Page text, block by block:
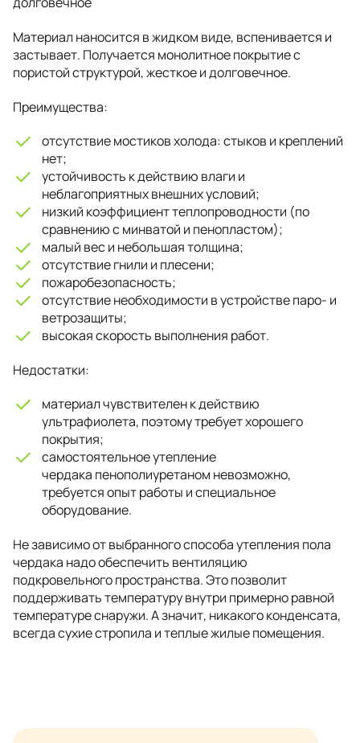
Материал наносится в жидком виде, вспенивается и
застывает. Получается монолитное покрытие с
пористой структурой, жесткое и долговечное.
Преимущества:
отсутствие мостиков холода: стыков и креплений
нет;
устойчивость к действию влаги и
неблагоприятных внешних условий;
низкий коэффициент теплопроводности (по
сравнению с минватой и пенопластом);
малый вес и небольшая толщина;
отсутствие гнили и плесени;
пожаробезопасность;
отсутствие необходимости в устройстве паро- и
ветрозащиты;
высокая скорость выполнения работ.
Недостатки:
материал чувствителен к действию
ультрафиолета, поэтому требует хорошего
покрытия;
самостоятельное утепление
чердака пенополиуретаном невозможно,
требуется опыт работы и специальное
оборудование.
Не зависимо от выбранного способа утепления пола
чердака надо обеспечить вентиляцию
подкровельного пространства. Это позволит
поддерживать температуру внутри примерно равной
температуре снаружи. А значит, никакого конденсата,
всегда сухие стропила и теплые жилые помещения.